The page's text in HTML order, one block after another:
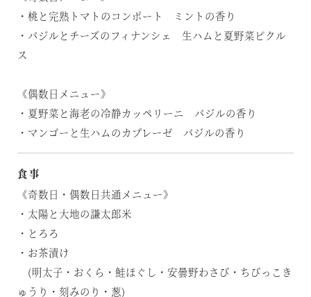
・桃と完熟トマトのコンポート ミントの香り
・バジルとチーズのフィナンシェ 生ハムと夏野菜ピクル
ス
《偶数日メニュー》
・夏野菜と海老の冷静カッペリーニ バジルの香り
・マンゴーと生ハムのカプレーゼ バジルの香り
食事
《奇数日・偶数日共通メニュー》
・太陽と大地の謙太郎米
・とろろ
・お茶漬け
(明太子・おくら・鮭ほぐし・安曇野わさび・ちびっこき
ゅうり・刻みのり・葱)